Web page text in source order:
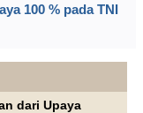
100 % pada TNI
dari Upaya